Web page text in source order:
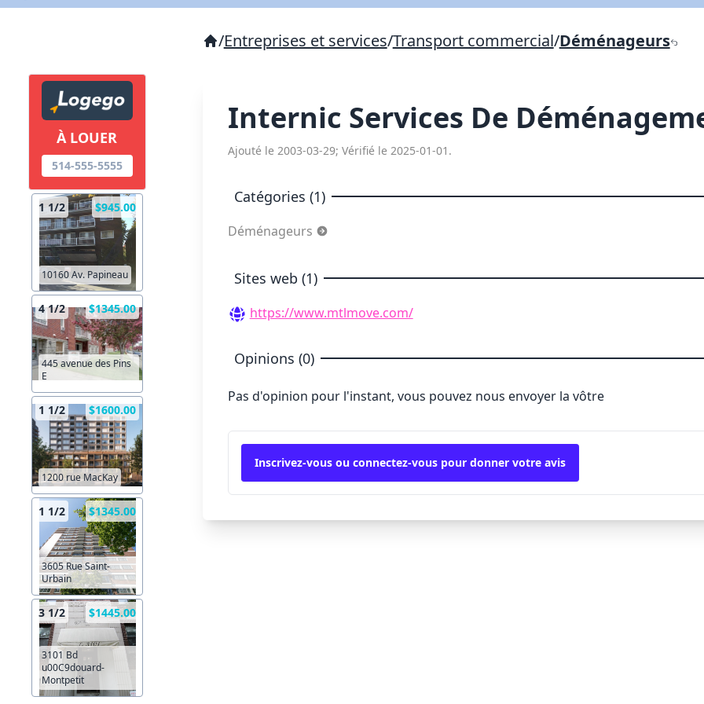
À LOUER
514-555-5555
1 1/2 $945.00
10160 Av. Papineau
4 1/2 $1345.00
445 avenue des Pins
E
1 1/2 $1600.00
1200 rue MacKay
1 1/2 $1345.00
3605 Rue Saint-
Urbain
3 1/2 $1445.00
3101 Bd
u00C9douard-
Montpetit
/Entreprises et services/Transport commercial/Déménageurs
Internic Services De
Ajouté le 2003-03-29; Vérifié le 2025-01-01.
Catégories (1)
Déménageurs
Sites web (1)
https://www.mtlmove.com/
Opinions (0)
Pas d'opinion pour l'instant, vous pouvez nous envoyer la vôtre
Inscrivez-vous ou connectez-vous pour donner votre avis
X Fermer Envoyez
Copier lien
X Fermer Envoyez